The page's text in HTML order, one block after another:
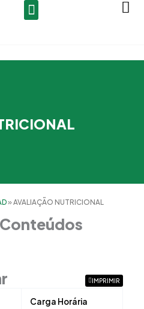
»AVALIAÇÃO NUTRICIONAL
IMPRIMIR
Carga Horária